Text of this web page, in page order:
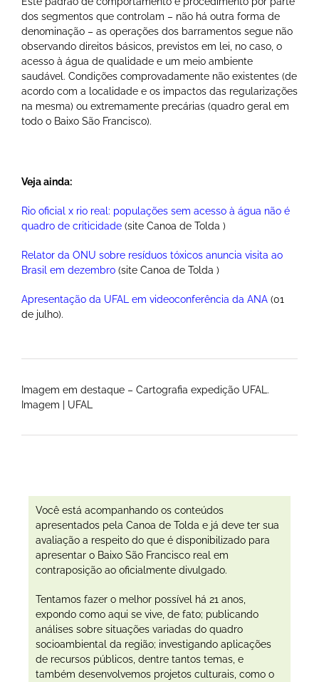
dos segmentos que controlam – não há outra forma de
denominação – as operações dos barramentos segue não
observando direitos básicos, previstos em lei, no caso, o
acesso à água de qualidade e um meio ambiente
saudável. Condições comprovadamente não existentes (de
acordo com a localidade e os impactos das regularizações
na mesma) ou extremamente precárias (quadro geral em
todo o Baixo São Francisco).
Veja ainda:
Rio oficial x rio real: populações sem acesso à água não é
quadro de criticidade (site Canoa de Tolda )
Relator da ONU sobre resíduos tóxicos anuncia visita ao
Brasil em dezembro (site Canoa de Tolda )
Apresentação da UFAL em videoconferência da ANA (01
de julho).
Imagem em destaque – Cartografia expedição UFAL.
Imagem | UFAL
Você está acompanhando os conteúdos
apresentados pela Canoa de Tolda e já deve ter sua
avaliação a respeito do que é disponibilizado para
apresentar o Baixo São Francisco real em
contraposição ao oficialmente divulgado.
Tentamos fazer o melhor possível há 21 anos,
expondo como aqui se vive, de fato; publicando
análises sobre situações variadas do quadro
socioambiental da região; investigando aplicações
de recursos públicos, dentre tantos temas, e
também desenvolvemos projetos culturais, como o